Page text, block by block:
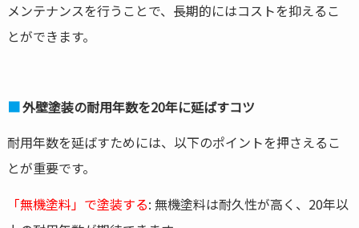
メンテナンスを行うことで、長期的にはコストを抑えるこ
とができます。
外壁塗装の耐用年数を20年に延ばすコツ
耐用年数を延ばすためには、以下のポイントを押さえるこ
とが重要です。
「無機塗料」で塗装する: 無機塗料は耐久性が高く、20年以